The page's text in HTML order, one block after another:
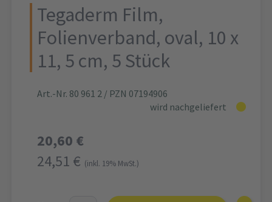
Tegaderm Film,
Folienverband, oval, 10 x
11, 5 cm, 5 Stück
Art.-Nr. 80 961 2 / PZN 07194906
wird nachgeliefert
20,60 €
24,51 € (inkl. 19% MwSt.)